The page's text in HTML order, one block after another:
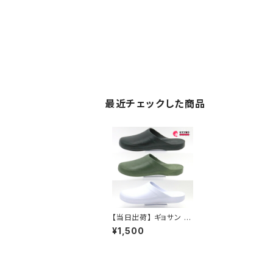
最近チェックした商品
【当日出荷】 ギョサン 魚
サン レディースサンダル
パール PEARL クロッグ
¥1,500